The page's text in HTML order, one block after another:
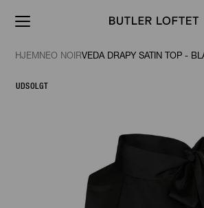
HJEMNEO NOIRVEDA DRAPY SATIN TOP -
UDSOLGT